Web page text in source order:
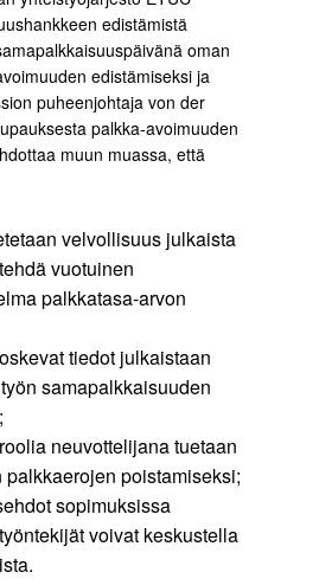
edistämistä
oman
edistämiseksi ja
puheenjohtaja von der
palkka-avoimuuden
muun muassa, että
velvollisuus julkaista
vuotuinen
palkkatasa-arvon
tiedot julkaistaan
samapalkkaisuuden
neuvottelijana tuetaan
palkkaerojen poistamiseksi;
sopimuksissa
voivat keskustella